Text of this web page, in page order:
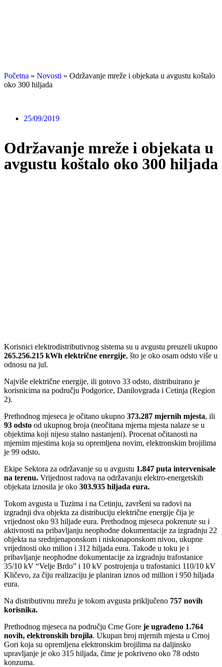
Početna » Novosti » Održavanje mreže i objekata u avgustu koštalo
oko 300 hiljada
25/09/2019
Održavanje mreže i objekata u
avgustu koštalo oko 300 hiljada
Korisnici elektrodistributivnog sistema su u avgustu preuzeli ukupno
265.256.215 kWh električne energije, što je oko osam odsto više u
odnosu na jul.
Najviše električne energije, ili gotovo 33 odsto, distribuirano je
korisnicima na području Podgorice, Danilovgrada i Cetinja (Region
2).
Prethodnog mjeseca je očitano ukupno 373.287 mjernih mjesta, ili
93 odsto od ukupnog broja (neočitana mjerna mjesta nalaze se u
objektima koji nijesu stalno nastanjeni). Procenat očitanosti na
mjernim mjestima koja su opremljena novim, elektronskim brojilima
je 99 odsto.
Ekipe Sektora za održavanje su u avgustu 1.847 puta intervenisale
na terenu. Vrijednost radova na održavanju elektro-energetskih
objekata iznosila je oko 303.935 hiljada eura.
Tokom avgusta u Tuzima i na Cetinju, završeni su radovi na
izgradnji dva objekta za distribuciju električne energije čija je
vrijednost oko 93 hiljade eura. Prethodnog mjeseca pokrenute su i
aktivnosti na pribavljanju neophodne dokumentacije za izgradnju 22
objekta na srednjenaponskom i niskonaponskom nivou, ukupne
vrijednosti oko milion i 312 hiljada eura. Takođe u toku je i
pribavljanje neophodne dokumentacije za izgradnju trafostanice
35/10 kV “Velje Brdo” i 10 kV postrojenja u trafostanici 110/10 kV
Kličevo, za čiju realizaciju je planiran iznos od million i 950 hiljada
eura.
Na distributivnu mrežu je tokom avgusta priključeno 757 novih
korisnika.
Prethodnog mjeseca na području Crne Gore je ugrađeno 1.764
novih, elektronskih brojila. Ukupan broj mjernih mjesta u Crnoj
Gori koja su opremljena elektronskim brojilima na daljinsko
upravljanje je oko 315 hiljada, čime je pokriveno oko 78 odsto
konzuma.